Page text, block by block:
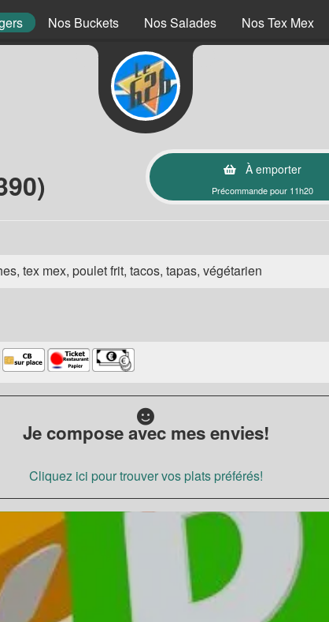
Nos Buckets Nos Salades Nos Tex Mex
À emporter
Précommande pour 11h20
tex mex, poulet frit, tacos, tapas, végétarien
Je compose avec mes envies!
Cliquez ici pour trouver vos plats préférés!